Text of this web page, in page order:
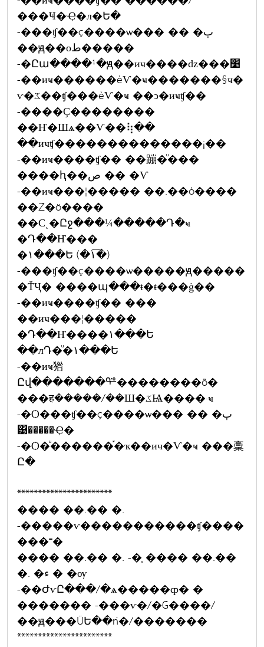
���Ҹ�Ҿ�л�Ե�
-���ʧ��ç����ѡ��� �� �ٻ
��ԭ��оط�����
-�Ըա����¹�ԭ��иҹ����ǳ���׹
-��иҹ������èѴ�ҹ�������§ҹ�
ѵ�ػ��ʧ���èѴ�ҹ ��ͻ�иҹʧ��
-����Ҫ��������
��Ҥ�Шѧ��Ѵ��⢷��
��иҹʧ��������������¡��
-��иҹ����ʧ�� ��蹦�ͧ���
����ԧ��ص �� �Ѵ
-��иҹ���¦����� ��.��ó����
��Ź�ö����
��Сͺ�Ըջ���¼�����Դ�ҹ
�Դ��Ҥ���
�١���Ե (�١�͡)
-���ʧ��ç����ѡ�����ԭ�����
�ŤҶ� ����պ���ŧ�ŧ���ġ��
-��иҹ����ʧ�� ���
��иҹ���¦�����
�Դ��Ҥ����١���Ե
��лԴ�ͧ�١���Ե
-��иҹ㹾
Ըվ�������ᢡ��������õ�
���ह�����/��Ш�ػѨ����·ҹ
-�Ѻ���ʧ��ç����ѡ��� �� �ٻ
͹�����Ҿ�
-�Ѻ�ͧ������֡�ҡ��иҹ�Ѵ�ҹ ���稾
Ը�
***********************
���� ��.�� �.
-�����ѵ�����������ʧ����
���˭�
���� ��.�� �. -�֧ ���� ��.��
�. �ء � �ѹ
-��ԺѵԸ���/�ѧ�����ȹ� �
������� -���ѵ�/�Ǵ����/
��ԭ���ŨԵ��ǹ�/�������
***********************